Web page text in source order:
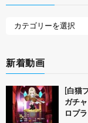
新着動画
[白猫
ガチ
ロプ